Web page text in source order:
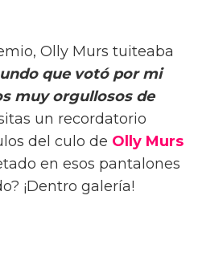
Olly Murs tuiteaba
que votó por mi
muy orgullosos de
un recordatorio
del culo de Olly Murs
en esos pantalones
¡Dentro galería!